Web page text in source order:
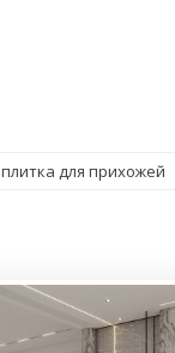
плитка для прихожей